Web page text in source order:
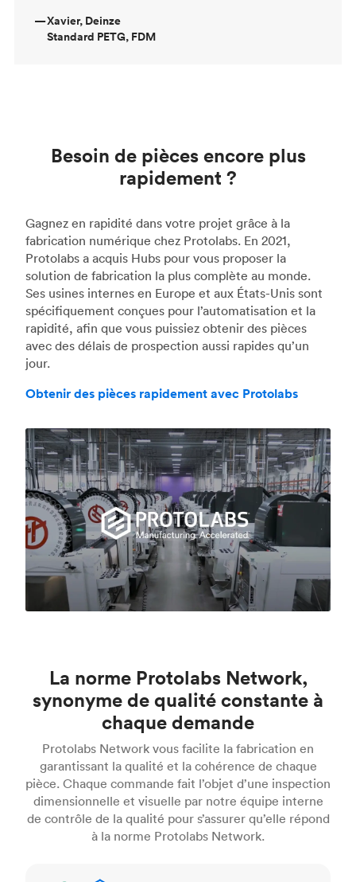
—Xavier, Deinze
Standard PETG, FDM
Besoin de pièces encore plus
rapidement ?
Gagnez en rapidité dans votre projet grâce à la
fabrication numérique chez Protolabs. En 2021,
Protolabs a acquis Hubs pour vous proposer la
solution de fabrication la plus complète au monde.
Ses usines internes en Europe et aux États-Unis sont
spécifiquement conçues pour l’automatisation et la
rapidité, afin que vous puissiez obtenir des pièces
avec des délais de prospection aussi rapides qu’un
jour.
Obtenir des pièces rapidement avec Protolabs
La norme Protolabs Network,
synonyme de qualité constante à
chaque demande
Protolabs Network vous facilite la fabrication en
garantissant la qualité et la cohérence de chaque
pièce. Chaque commande fait l’objet d’une inspection
dimensionnelle et visuelle par notre équipe interne
de contrôle de la qualité pour s’assurer qu’elle répond
à la norme Protolabs Network.